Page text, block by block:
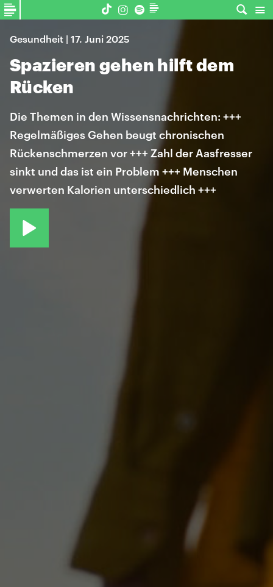
Gesundheit | 17. Juni 2025
Spazieren gehen hilft dem
Rücken
Die Themen in den Wissensnachrichten: +++
Regelmäßiges Gehen beugt chronischen
Rückenschmerzen vor +++ Zahl der Aasfresser
sinkt und das ist ein Problem +++ Menschen
verwerten Kalorien unterschiedlich +++